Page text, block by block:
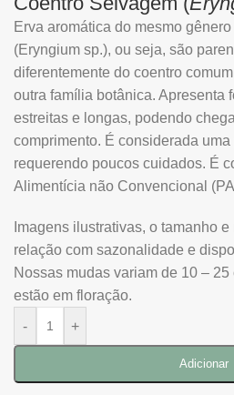
Erva aromática do mesmo
(Eryngium sp.), ou seja, são
diferentemente do coentro
outra família botânica. Apresenta
estreitas e longas, podendo
comprimento. É considerada
requerendo poucos cuidados. É
Alimentícia não Convencional
Imagens ilustrativas, o tamanho
relação com sazonalidade e
Nossas mudas variam de 10 –
estão em floração.
-
+
Adicionar